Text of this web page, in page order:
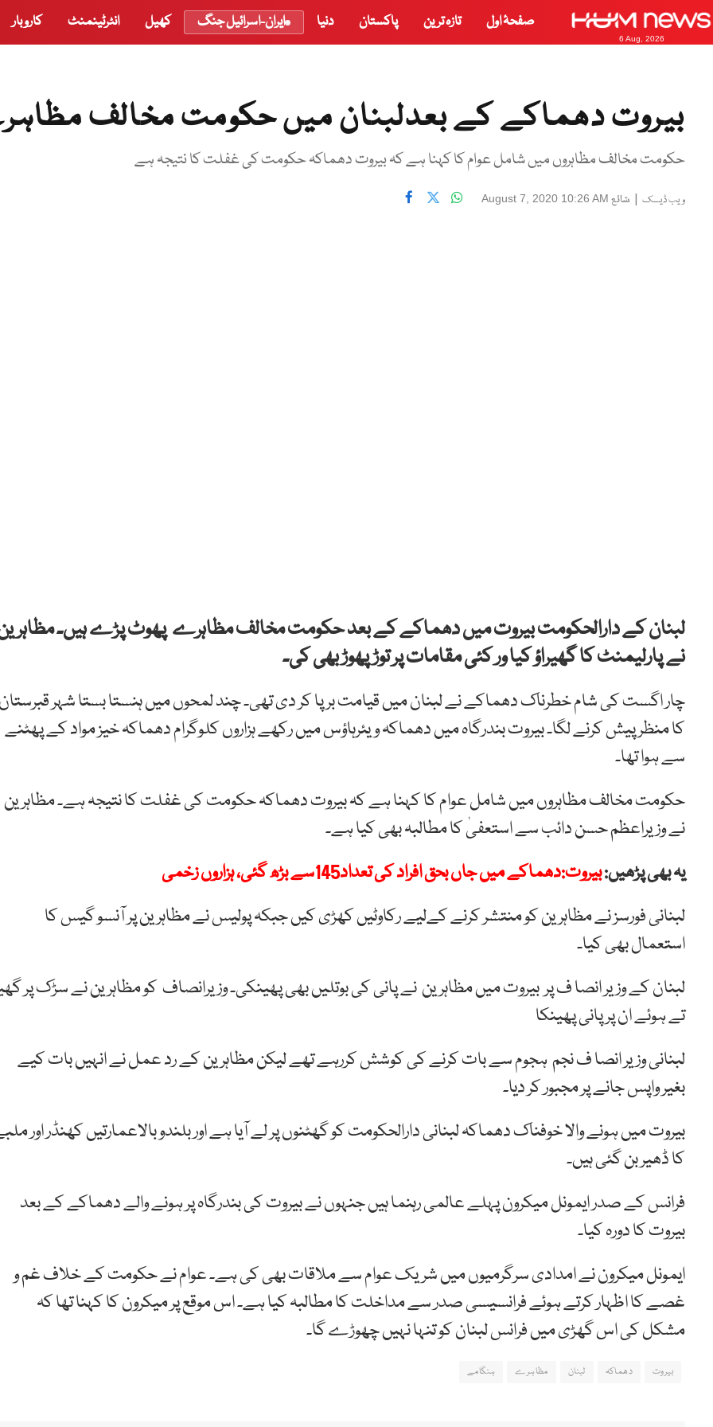
6 Aug, 2026
صفحۂ اول تازہ ترین پاکستان دنیا ایران-اسرائیل جنگ کھیل انٹرٹینمنٹ کاروبار
بیروت دھماکے کے بعدلبنان میں حکومت مخالف
حکومت مخالف مظاہروں میں شامل عوام کا کہنا ہے کہ بیروت دھماکہ حکومت کی غفلت کا نتیجہ ہے
ویب ڈیسک | شائع August 7, 2020 10:26 AM
لبنان کے دارالحکومت بیروت میں دھماکے کے بعد حکومت مخالف مظاہرے پھوٹ پڑے ہیں۔
نے پارلیمنٹ کا گھیراؤ کیا ور کئی مقامات پر توڑپھوڑ بھی کی۔
چار اگست کی شام خطرناک دھماکے نے لبنان میں قیامت برپا کر دی تھی۔ چند لمحوں میں ہنستا بستا شہر
کا منظر پیش کرنے لگا۔ بیروت بندرگاہ میں دھماکہ ویئرہاؤس میں رکھے ہزاروں کلوگرام دھماکہ خیز مواد کے پھٹنے
سے ہوا تھا۔
حکومت مخالف مظاہروں میں شامل عوام کا کہنا ہے کہ بیروت دھماکہ حکومت کی غفلت کا نتیجہ ہے۔ مظاہرین
نے وزیراعظم حسن دائب سے استعفیٰ کا مطالبہ بھی کیا ہے۔
یہ بھی پڑھیں:بیروت:دھماکے میں جاں بحق افراد کی تعداد145سے بڑھ گئی، ہزاروں زخمی
لبنانی فورسز نے مظاہرین کو منتشر کرنے کےلیے رکاوٹیں کھڑی کیں جبکہ پولیس نے مظاہرین پر آنسو گیس کا
استعمال بھی کیا۔
لبنان کے وزیر انصا ف پر بیروت میں مظاہرین نے پانی کی بوتلیں بھی پھینکی۔ وزیرانصاف کو مظاہرین نے سڑک پر
تے ہوئے ان پر پانی پھینکا
لبنانی وزیر انصا ف نجم ہجوم سے بات کرنے کی کوشش کررہے تھے لیکن مظاہرین کے رد عمل نے انہیں بات کیے
بغیر واپس جانے پر مجبور کر دیا۔
بیروت میں ہونے والا خوفناک دھماکہ لبنانی دارالحکومت کو گھٹنوں پر لے آیا ہے اور بلندو بالاعمارتیں کھنڈر اور
کا ڈھیر بن گئی ہیں۔
فرانس کے صدر ایمونل میکرون پہلے عالمی رہنما ہیں جنہوں نے بیروت کی بندرگاہ پر ہونے والے دھماکے کے بعد
بیروت کا دورہ کیا۔
ایمونل میکرون نے امدادی سرگرمیوں میں شریک عوام سے ملاقات بھی کی ہے۔ عوام نے حکومت کے خلاف غم و
غصے کا اظہار کرتے ہوئے فرانسیسی صدر سے مداخلت کا مطالبہ کیا ہے۔ اس موقع پر میکرون کا کہنا تھا کہ
مشکل کی اس گھڑی میں فرانس لبنان کو تنہا نہیں چھوڑے گا۔
بیروت دھماکہ لبنان مظاہرے ہنگامے